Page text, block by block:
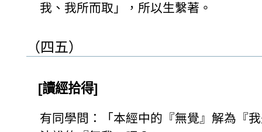
我、我所而取」，所以生繫著。
（四五）
[讀經拾得]
有同學問：「本經中的『無覺』解為『